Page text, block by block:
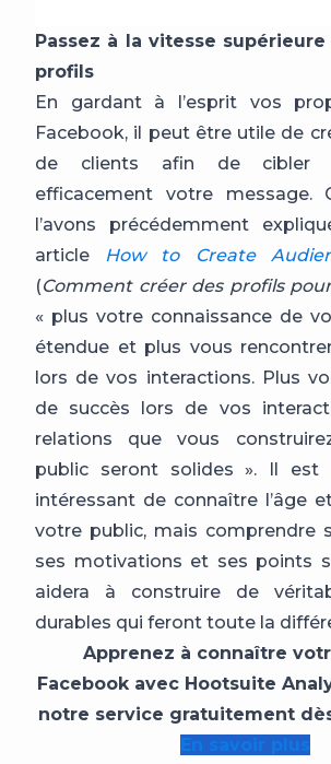
Passez à la vitesse
profils
En gardant à l’esprit vos
Facebook, il peut être utile de
de clients afin de cibler
efficacement votre message.
l’avons précédemment
article How to Create
(Comment créer des profils
« plus votre connaissance de
étendue et plus vous
lors de vos interactions. Plus
de succès lors de vos
relations que vous
public seront solides ». Il est
intéressant de connaître l’âge
votre public, mais comprendre
ses motivations et ses points
aidera à construire de
durables qui feront toute la
Apprenez à connaître
Facebook avec Hootsuite
notre service gratuitement
En savoir plus